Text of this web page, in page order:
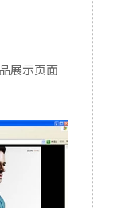
展示页面